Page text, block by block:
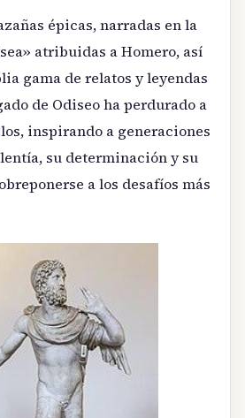
épicas, narradas en la
atribuidas a Homero, así
gama de relatos y leyendas
de Odiseo ha perdurado a
inspirando a generaciones
su determinación y su
a los desafíos más